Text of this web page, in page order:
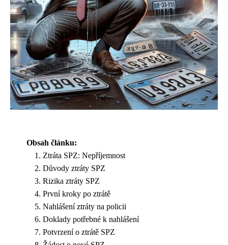
Obsah článku:
Ztráta SPZ: Nepříjemnost
Důvody ztráty SPZ
Rizika ztráty SPZ
První kroky po ztrátě
Nahlášení ztráty na policii
Doklady potřebné k nahlášení
Potvrzení o ztrátě SPZ